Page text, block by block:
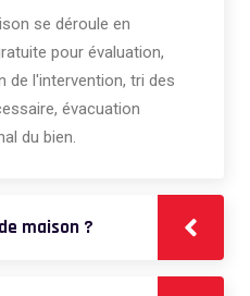
se déroule en
pour évaluation,
de l'intervention, tri des
évacuation
du bien.
maison ?